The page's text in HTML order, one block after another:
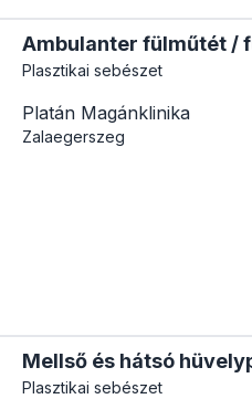
Ambulanter fülműtét /
Plasztikai sebészet
Platán Magánklinika
Zalaegerszeg
Mellső és hátsó
Plasztikai sebészet